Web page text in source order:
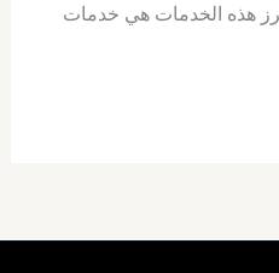
هذه الخدمات هي خدمات